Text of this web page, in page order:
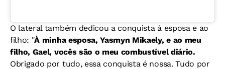
O lateral também dedicou a conquista à esposa e ao
filho: "À minha esposa, Yasmyn Mikaely, e ao meu
filho, Gael, vocês são o meu combustível diário.
Obrigado por tudo, essa conquista é nossa. Tudo por